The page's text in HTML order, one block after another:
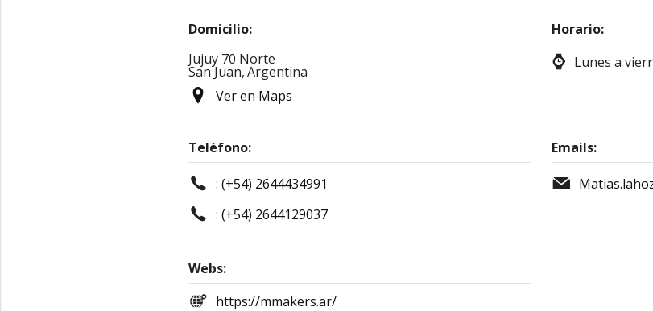
Domicilio:
Jujuy 70 Norte
San Juan,Argentina
Ver en Maps
Horario:
Lunes a
Teléfono:
: (+54) 2644434991
: (+54) 2644129037
Emails:
Webs:
https://mmakers.ar/